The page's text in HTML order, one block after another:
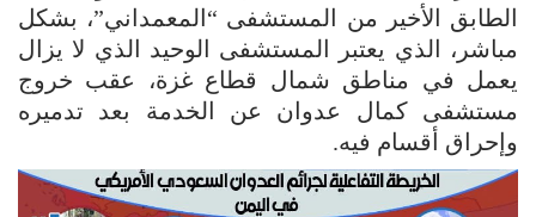
الطابق الأخير من المستشفى “المعمداني”، بشكل
مباشر، الذي يعتبر المستشفى الوحيد الذي لا يزال
يعمل في مناطق شمال قطاع غزة، عقب خروج
مستشفى كمال عدوان عن الخدمة بعد تدميره
وإحراق أقسام فيه.